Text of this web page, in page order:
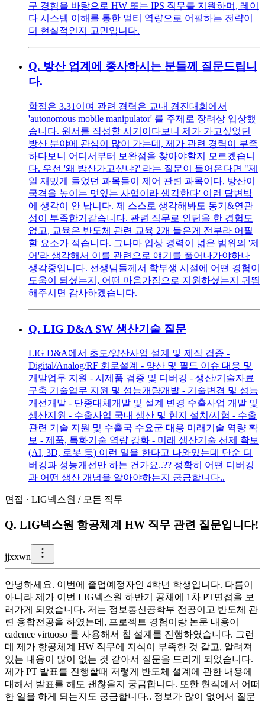
구 경험을 바탕으로 HW 또는 IPS 직무를 지원하며, 레이
다 시스템 이해를 통한 멀티 역량으로 어필하는 전략이
더 현실적인지 고민입니다.
Q. 방산 업계에 종사하시는 분들께 질문드립니
다.
학점은 3.31이며 관련 경력은 교내 경진대회에서
'autonomous mobile manipulator' 를 주제로 장려상 입상했
습니다. 원서를 작성할 시기이다보니 제가 가고싶었던
방산 분야에 관심이 많이 가는데, 제가 관련 경력이 부족
하다보니 어디서부터 보완점을 찾아야할지 모르겠습니
다. 우선 '왜 방산가고싶냐?' 라는 질문이 들어온다면 "제
일 재밌게 들었던 과목들이 제어 관련 과목이다, 방산이
국격을 높이는 멋있는 사업이라 생각한다' 이런 답변밖
에 생각이 안 납니다. 제 스스로 생각해봐도 동기&연관
성이 부족한거같습니다. 관련 직무로 인턴을 한 경험도
없고, 교육은 반도체 관련 교육 2개 들은게 전부라 어필
할 요소가 적습니다. 그나마 입상 경력이 넓은 범위의 '제
어'라 생각해서 이를 관련으로 얘기를 풀어나가야하나
생각중입니다. 선생님들께서 학부생 시절에 어떤 경험이
도움이 되셨는지, 어떤 마음가짐으로 지원하셨는지 귀띔
해주시면 감사하겠습니다.
Q. LIG D&A SW 생산기술 질문
LIG D&A에서 초도/양산사업 설계 및 제작 검증 -
Digital/Analog/RF 회로설계 - 양산 및 필드 이슈 대응 및
개발업무 지원 - 시제품 검증 및 디버깅 - 생산/기술자료
구축 기술업무 지원 및 성능개량개발 - 기술변경 및 성능
개선개발 - 단종대체개발 및 설계 변경 수출사업 개발 및
생산지원 - 수출사업 국내 생산 및 현지 설치/시험 - 수출
관련 기술 지원 및 수출국 수요군 대응 미래기술 역량 확
보 - 제품, 특화기술 역량 강화 - 미래 생산기술 선제 확보
(AI, 3D, 로봇 등) 이런 일을 한다고 나와있는데 단순 디
버깅과 성능개선만 하는 건가요..?? 정확히 어떤 디버깅
과 어떤 생산 개념을 알아야하는지 궁금합니다..
면접 · LIG넥스원 / 모든 직무
Q. LIG넥스원 항공체계 HW 직무 관련 질문입니다!
jjxxwn
안녕하세요. 이번에 졸업예정자인 4학년 학생입니다. 다름이
아니라 제가 이번 LIG넥스원 하반기 공채에 1차 PT면접을 보
러가게 되었습니다. 저는 정보통신공학부 전공이고 반도체 관
련 융합전공을 하였는데, 프로젝트 경험이랑 논문 내용이
cadence virtuoso 를 사용해서 칩 설계를 진행하였습니다. 그런
데 제가 항공체계 HW 직무에 지식이 부족한 것 같고, 알려져
있는 내용이 많이 없는 것 같아서 질문을 드리게 되었습니다.
제가 PT 발표를 진행할때 저렇게 반도체 설계에 관한 내용에
대해서 발표를 해도 괜찮을지 궁금합니다. 또한 현직에서 어떠
한 일을 하게 되는지도 궁금합니다.. 정보가 많이 없어서 질문